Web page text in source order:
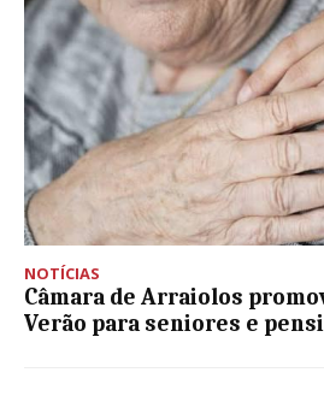
NOTÍCIAS
Câmara de Arraiolos
Verão para seniores e